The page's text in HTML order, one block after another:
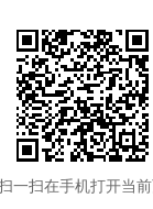
一扫在手机打开当